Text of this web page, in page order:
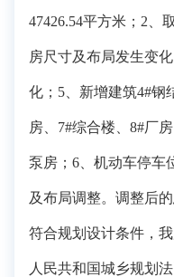
47426.54平方米；2、
房尺寸及布局发生变
化；5、新增建筑4#钢
房、7#综合楼、8#厂
泵房；6、机动车停车
及布局调整。 调整后
符合规划设计条件，
人民共和国城乡规划